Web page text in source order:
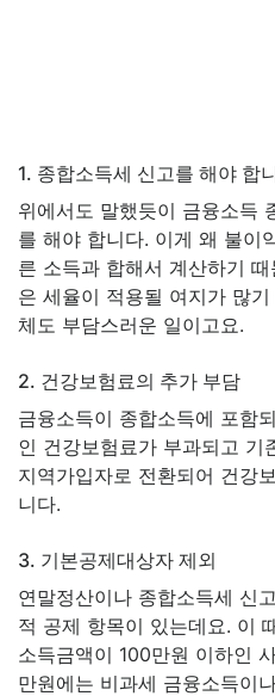
1. 종합소득세 신고를 해야 합
위에서도 말했듯이 금융소득
를 해야 합니다. 이게 왜 불이
른 소득과 합해서 계산하기
은 세율이 적용될 여지가 많
체도 부담스러운 일이고요.
2. 건강보험료의 추가 부담
금융소득이 종합소득에 포함
인 건강보험료가 부과되고 기
지역가입자로 전환되어 건강
니다.
3. 기본공제대상자 제외
연말정산이나 종합소득세 신
적 공제 항목이 있는데요. 이
소득금액이 100만원 이하인
만원에는 비과세 금융소득이